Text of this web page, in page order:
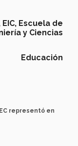
EIC, Escuela de
y Ciencias
Educación
representó en